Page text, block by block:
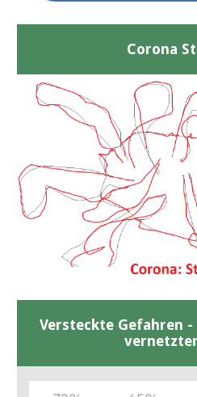
Corona
Versteckte Gefahren